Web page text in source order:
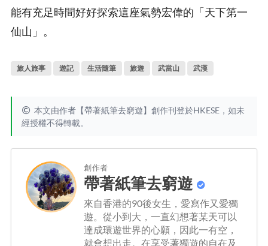
能有充足時間好好探索這座氣勢宏偉的「天下第一
仙山」。
旅人旅事 遊記 生活隨筆 旅遊 武當山 武漢
本文由作者【帶著紙筆去窮遊】創作刊登於HKESE，如未
經授權不得轉載。
創作者
帶著紙筆去窮遊
來自香港的90後女生，愛寫作又愛獨
遊。從小到大，一直幻想著某天可以
達成環遊世界的心願，因此一有空，
就會想出走。在享受著獨遊的自在及